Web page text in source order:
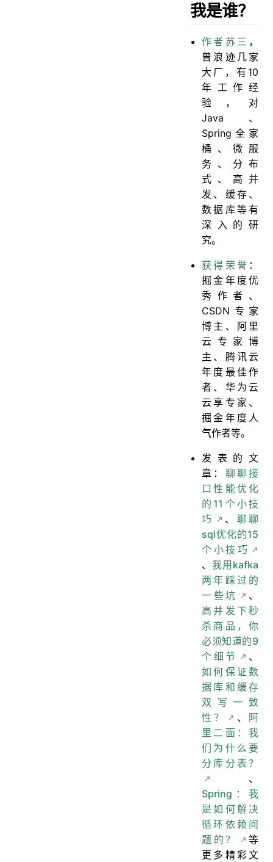
我是谁？
作者苏三 ，
曾浪迹几家
大厂，有10
年工作经
验，对
Java、
Spring全家
桶、微服
务、分布
式、高并
发、缓存、
数据库等有
深入的研
究。
获得荣誉 ：
掘金年度优
秀作者、
CSDN专家
博主、阿里
云专家博
主、腾讯云
年度最佳作
者、华为云
云享专家、
掘金年度人
气作者等。
发表的文
章： 聊聊接
口性能优化
的11个小技
巧
、 聊聊
sql优化的15
个小技巧
、我用kafka
两年踩过的
一些坑
、
高并发下秒
杀商品，你
必须知道的9
个细节
、
如何保证数
据库和缓存
双写一致
性？
、 阿
里二面：我
们为什么要
分库分表？
、
Spring：我
是如何解决
循环依赖问
题的？
等
更多精彩文